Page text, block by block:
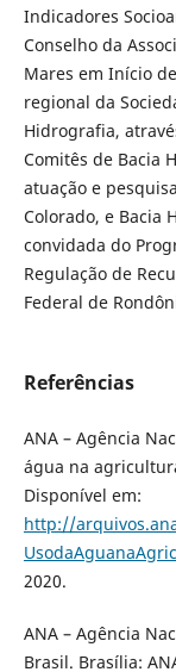
Indicadores
Conselho da
Mares em Início
regional da
Hidrografia,
Comitês de Bacia
atuação e
Colorado, e Bacia
convidada do
Regulação de
Federal de
Referências
ANA – Agência
água na
Disponível em:
http://
2020.
ANA – Agência
Brasil. Brasília: